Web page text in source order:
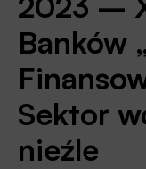
Banków
Sektor
nieźle